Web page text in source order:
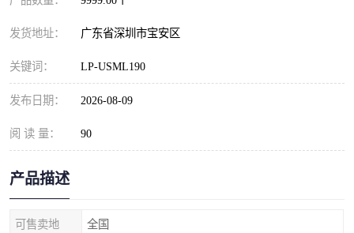
发货地址： 广东省深圳市宝安区
关键词： LP-USML190
发布日期： 2026-08-09
阅 读 量： 90
产品描述
可售卖地 全国